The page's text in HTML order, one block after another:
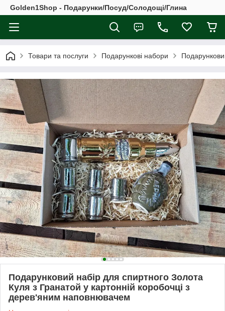
Golden1Shop - Подарунки/Посуд/Солодощі/Глина
Товари та послуги Подарункові набори
Подарунковий набір для спиртного Золота
Куля з Гранатой у картонній коробочці з
дерев'яним наповнювачем